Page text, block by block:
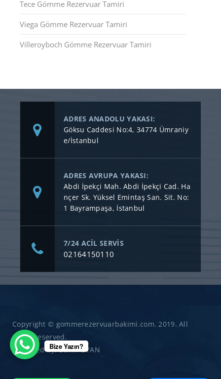
Tece Gömme Rezervuar Tamiri
Viega Gömme Rezervuar Tamiri
Villeroyboch Gömme Rezervuar Tamiri
ADRES ANADOLU YAKASI:
Göksu Caddesi No:4, 34774 Ümraniy
e/İstanbul
ADRES AVRUPA YAKASI:
Abdi İpekçi Mah. Abdi İpekçi Cad. Ha
nçer Sk. Yüksel Emintaş San. Sit. No:
1 Bayrampaşa, İstanbul
7/24 ACİL SERVİS
02164150110
Copyright © gommerezervuarbakimi.com. 2019. All
rights reserved.
Designed by:Selim OYAN
Bize Yazın?